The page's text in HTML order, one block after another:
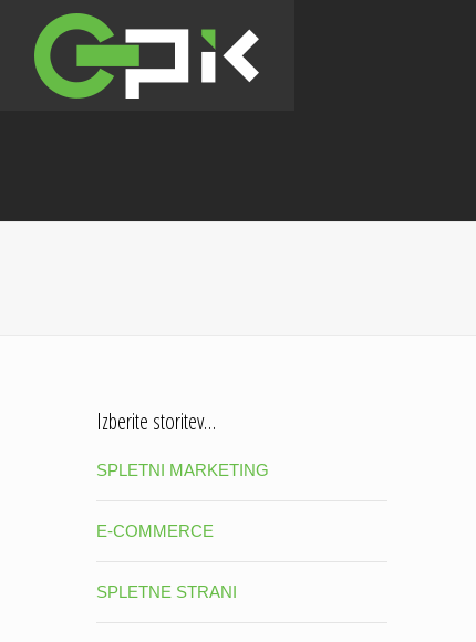
Izberite storitev…
SPLETNI MARKETING
E-COMMERCE
SPLETNE STRANI